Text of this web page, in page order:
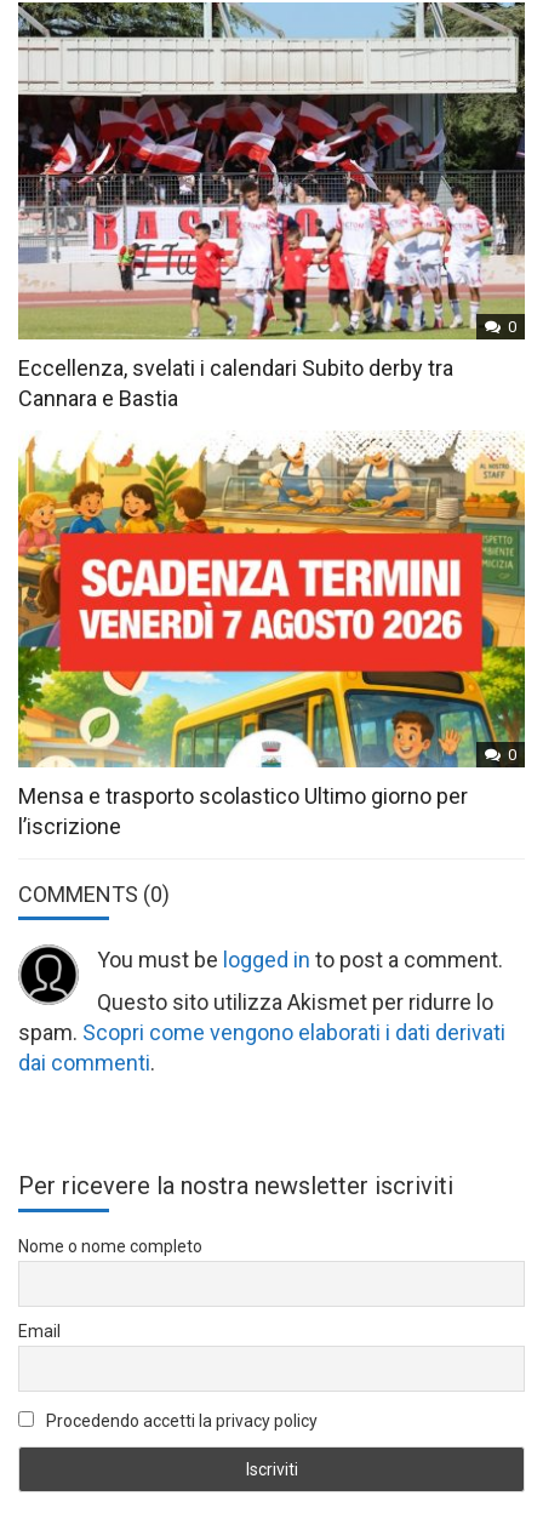
0
Eccellenza, svelati i calendari Subito derby tra
Cannara e Bastia
0
Mensa e trasporto scolastico Ultimo giorno per
l’iscrizione
COMMENTS (0)
You must be logged in to post a comment.
Questo sito utilizza Akismet per ridurre lo
spam. Scopri come vengono elaborati i dati derivati
dai commenti.
Per ricevere la nostra newsletter iscriviti
Nome o nome completo
Email
Procedendo accetti la privacy policy